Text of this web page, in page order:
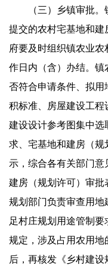
（三）乡镇审批。
提交的农村宅基地和
府要及时组织镇农业
作日内（含）办结。
否符合申请条件、拟
积标准、房屋建设工
建设设计参考图集中
求、宅基地和建房（
示，综合各有关部门
建房（规划许可）审
规划部门负责审查用
足村庄规划用途管制
规定，涉及占用农用
后，再核发《乡村建